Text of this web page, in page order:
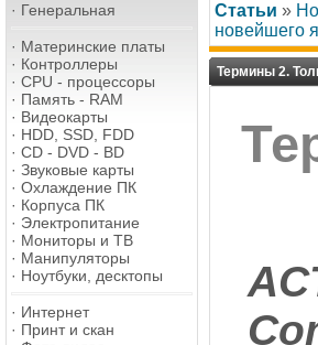
· Генеральная
· Материнские платы
· Контроллеры
· CPU - процессоры
· Память - RAM
· Видеокарты
· HDD, SSD, FDD
· CD - DVD - BD
· Звуковые карты
· Охлаждение ПК
· Корпуса ПК
· Электропитание
· Мониторы и ТВ
· Манипуляторы
· Ноутбуки, десктопы
· Интернет
· Принт и скан
Статьи »
новейшего
Термины 2.